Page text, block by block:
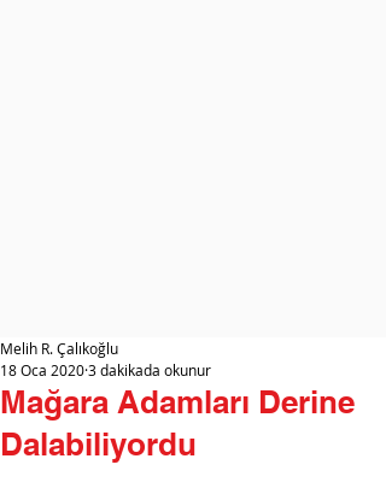
Mağara Adamları Derine
Dalabiliyordu
Melih R. Çalıkoğlu
18 Oca 20203 dakikada okunur